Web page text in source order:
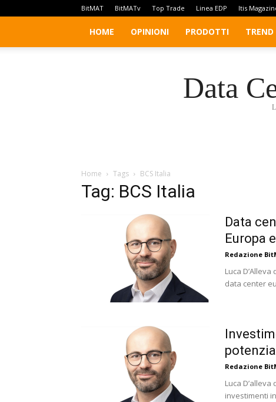
BitMAT BitMATv Top Trade Linea EDP Itis
HOME OPINIONI PRODOTTI TREND
Data
Home Tags BCS Italia
Tag: BCS Italia
Data
Europa
Redazione
Luca
data center
Redazione
Luca
investimenti